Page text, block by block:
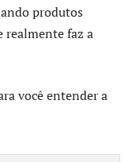
produtos
realmente faz a
você entender a